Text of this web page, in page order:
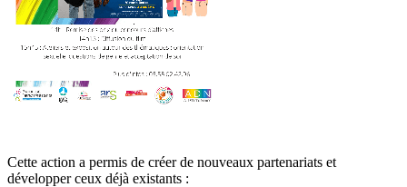
Cette action a permis de créer de nouveaux partenariats et
développer ceux déjà existants :